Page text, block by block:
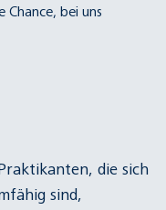
Chance, bei uns
die sich
sind,